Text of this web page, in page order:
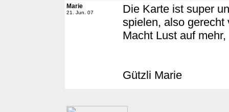
Marie
21. Jun. 07
Die Karte ist super
spielen, also gerecht
Macht Lust auf
Gützli Marie